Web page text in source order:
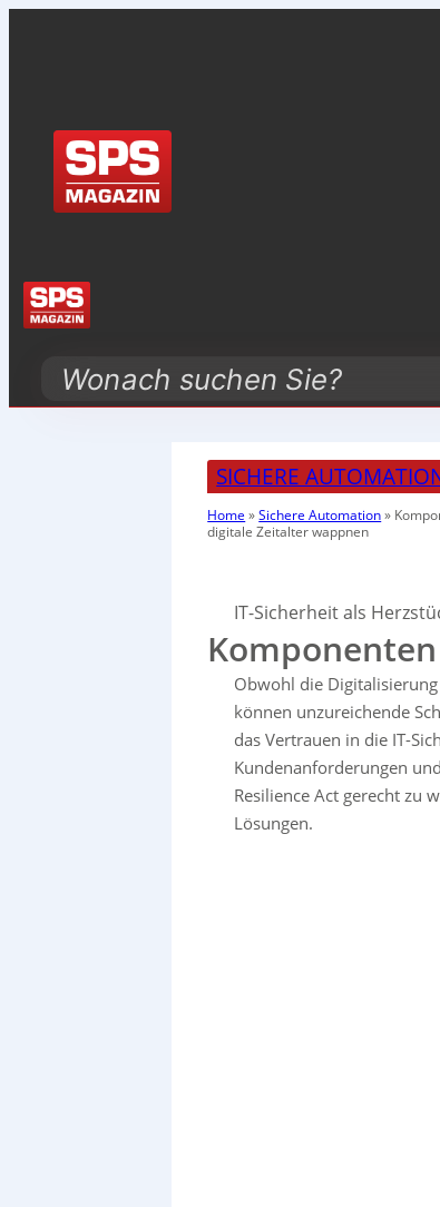
Search
SICHERE
Home »Sichere Automation»
digitale Zeitalter wappnen
IT-Sicherheit als
Obwohl die
können unzureichende
das Vertrauen in die IT-
Kundenanforderungen
Resilience Act gerecht zu
Lösungen.